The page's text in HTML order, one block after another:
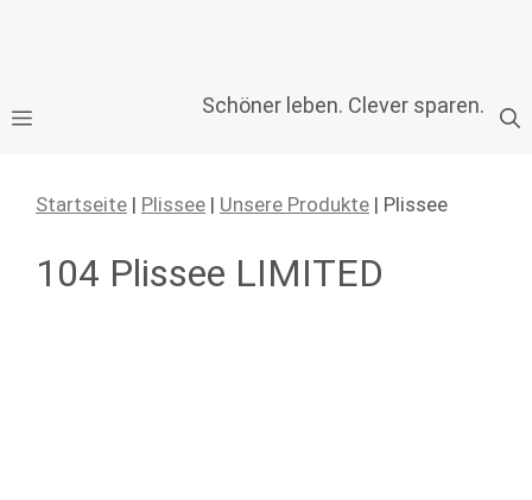
Schöner leben. Clever sparen.
InhaltMenü
Startseite | Plissee | Unsere Produkte | Plissee
104 Plissee LIMITED